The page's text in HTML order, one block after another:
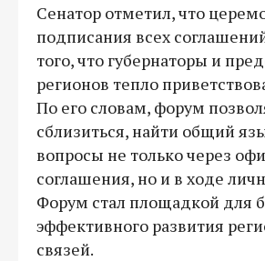
Сенатор отметил, что
подписания всех
того, что губернаторы и
регионов тепло
По его словам, форум
сблизиться, найти общий
вопросы не только через
соглашения, но и в ходе
Форум стал площадкой для
эффективного развития
связей.